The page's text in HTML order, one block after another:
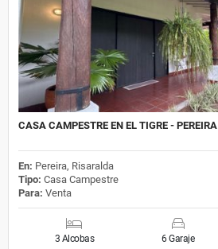
CASA CAMPESTRE EN EL TIGRE - PEREIRA
En: Pereira, Risaralda
Tipo: Casa Campestre
Para: Venta
3 Alcobas 6 Garaje